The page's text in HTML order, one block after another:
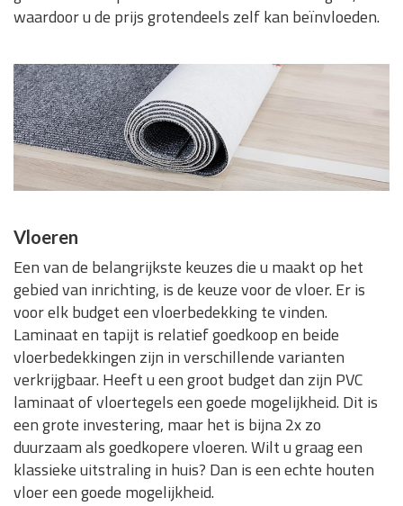
waardoor u de prijs grotendeels zelf kan beïnvloeden.
Vloeren
Een van de belangrijkste keuzes die u maakt op het
gebied van inrichting, is de keuze voor de vloer. Er is
voor elk budget een vloerbedekking te vinden.
Laminaat en tapijt is relatief goedkoop en beide
vloerbedekkingen zijn in verschillende varianten
verkrijgbaar. Heeft u een groot budget dan zijn PVC
laminaat of vloertegels een goede mogelijkheid. Dit is
een grote investering, maar het is bijna 2x zo
duurzaam als goedkopere vloeren. Wilt u graag een
klassieke uitstraling in huis? Dan is een echte houten
vloer een goede mogelijkheid.